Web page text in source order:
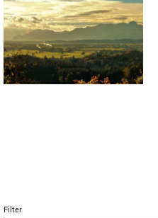
Filter